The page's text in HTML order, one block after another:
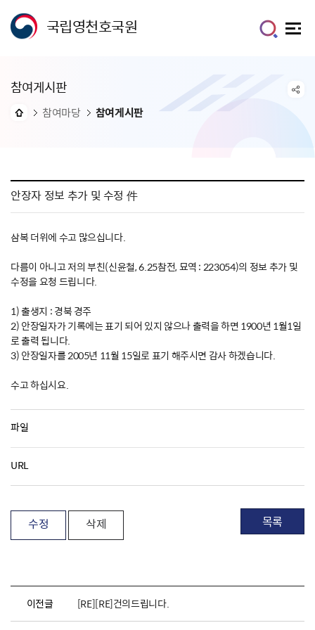
국립영천호국원
참여게시판
참여마당 참여게시판
안장자 정보 추가 및 수정 件
삼복 더위에 수고 많으십니다.
다름이 아니고 저의 부친(신윤철, 6.25참전, 묘역 : 223054)의 정보 추가 및
수정을 요청 드립니다.
1) 출생지 : 경북 경주
2) 안장일자가 기록에는 표기 되어 있지 않으나 출력을 하면 1900년 1월1일
로 출력 됩니다.
3) 안장일자를 2005년 11월 15일로 표기 해주시면 감사 하겠습니다.
수고 하십시요.
파일
URL
수정 삭제 목록
이전글 [RE][RE]건의드립니다.